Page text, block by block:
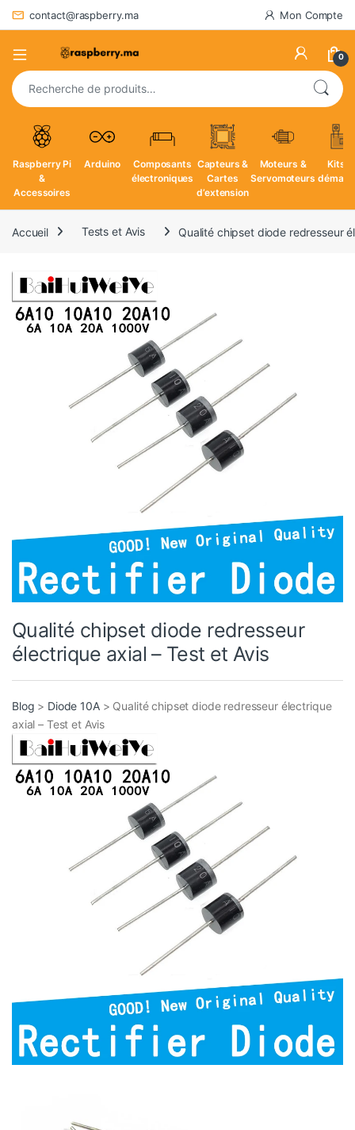
contact@raspberry.ma Mon Compte
0
Recherche pour :
Raspberry Pi
&
Accessoires
Arduino
Composants
électroniques
Capteurs &
Cartes
d’extension
Moteurs &
Servomoteurs
Kits
Accueil Tests et Avis Qualité chipset diode redresseur
Qualité chipset diode redresseur
électrique axial – Test et Avis
Blog > Diode 10A> Qualité chipset diode redresseur électrique
axial – Test et Avis